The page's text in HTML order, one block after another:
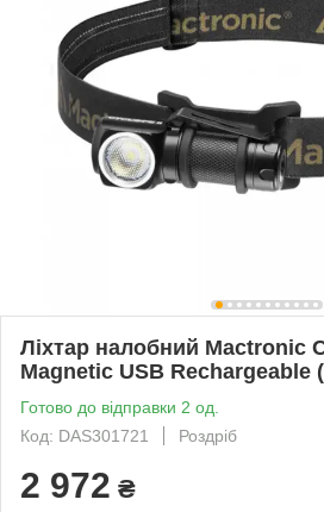
Ліхтар налобний Mactronic
Magnetic USB Rechargeable
Готово до відправки 2 од.
Код: DAS301721
Роздріб
2 972 ₴